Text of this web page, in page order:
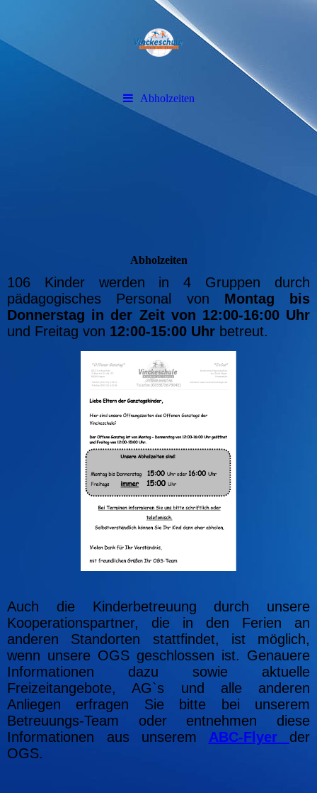
Abholzeiten
Abholzeiten
106 Kinder werden in 4 Gruppen durch
pädagogisches Personal von
Montag bis
Donnerstag in der Zeit von 12:00-16:00 Uhr
und Freitag von 12:00-15:00 Uhr betreut.
Auch die Kinderbetreuung durch unsere
Kooperationspartner, die in den Ferien an
anderen Standorten stattfindet, ist möglich,
wenn unsere OGS geschlossen ist. Genauere
Informationen dazu sowie aktuelle
Freizeitangebote, AG`s und alle anderen
Anliegen erfragen Sie bitte bei unserem
Betreuungs-Team oder entnehmen diese
Informationen aus unserem
ABC-Flyer
der
OGS.